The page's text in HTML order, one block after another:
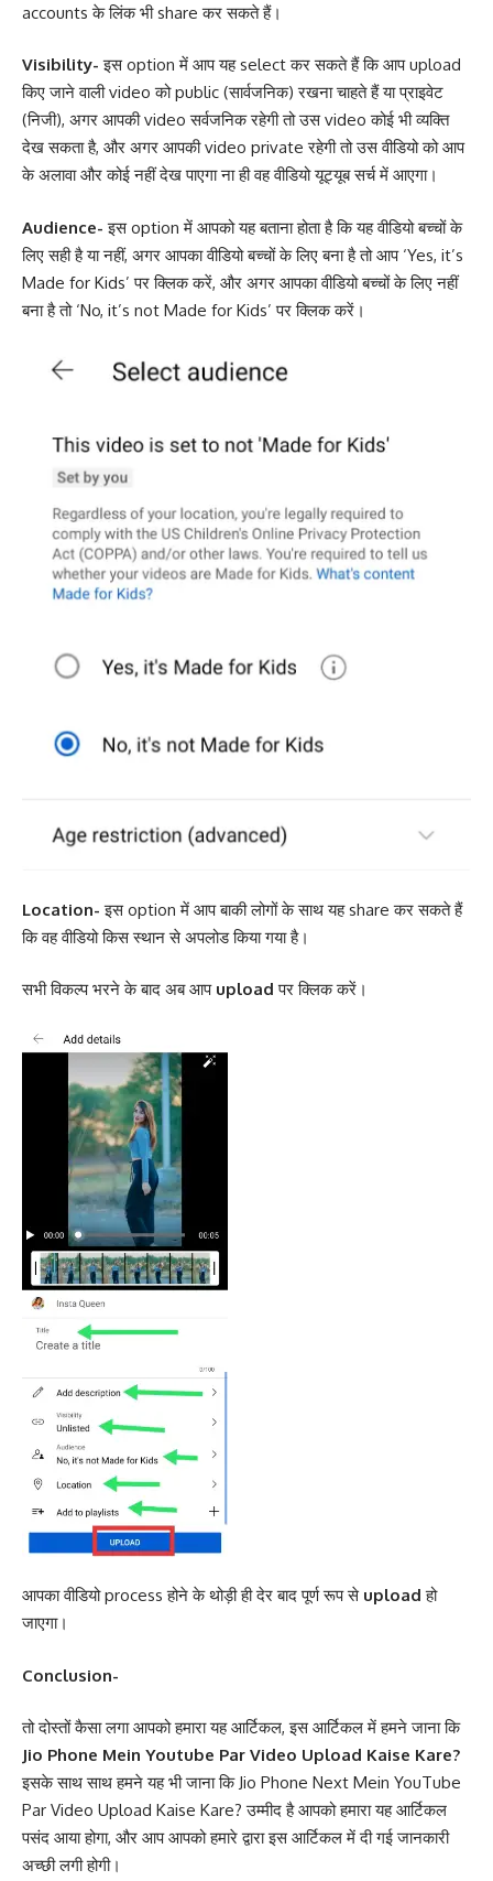
accounts के लिंक भी share कर सकते हैं।
Visibility- इस option में आप यह select कर सकते हैं कि आप upload
किए जाने वाली video को public (सार्वजनिक) रखना चाहते हैं या प्राइवेट
(निजी), अगर आपकी video सर्वजनिक रहेगी तो उस video कोई भी व्यक्ति
देख सकता है, और अगर आपकी video private रहेगी तो उस वीडियो को आप
के अलावा और कोई नहीं देख पाएगा ना ही वह वीडियो यूट्यूब सर्च में आएगा।
Audience- इस option में आपको यह बताना होता है कि यह वीडियो बच्चों के
लिए सही है या नहीं, अगर आपका वीडियो बच्चों के लिए बना है तो आप ‘Yes, it’s
Made for Kids’ पर क्लिक करें, और अगर आपका वीडियो बच्चों के लिए नहीं
बना है तो ‘No, it’s not Made for Kids’ पर क्लिक करें।
Location- इस option में आप बाकी लोगों के साथ यह share कर सकते हैं
कि वह वीडियो किस स्थान से अपलोड किया गया है।
सभी विकल्प भरने के बाद अब आप upload पर क्लिक करें।
आपका वीडियो process होने के थोड़ी ही देर बाद पूर्ण रूप से upload हो
जाएगा।
Conclusion-
तो दोस्तों कैसा लगा आपको हमारा यह आर्टिकल, इस आर्टिकल में हमने जाना कि
Jio Phone Mein Youtube Par Video Upload Kaise Kare?
इसके साथ साथ हमने यह भी जाना कि Jio Phone Next Mein YouTube
Par Video Upload Kaise Kare? उम्मीद है आपको हमारा यह आर्टिकल
पसंद आया होगा, और आप आपको हमारे द्वारा इस आर्टिकल में दी गई जानकारी
अच्छी लगी होगी।